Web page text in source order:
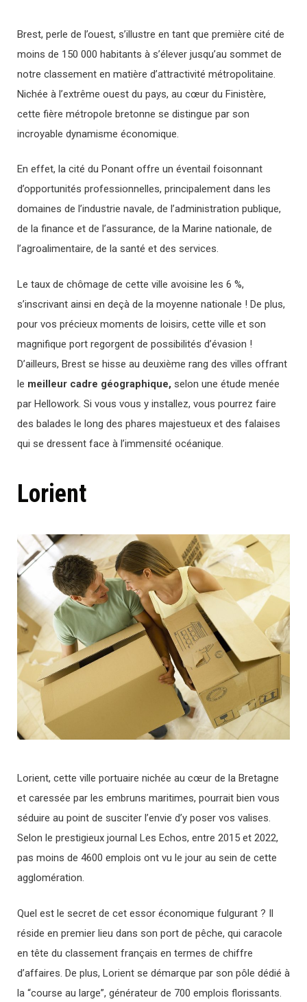
Brest, perle de l’ouest, s’illustre en tant que première cité de
moins de 150 000 habitants à s’élever jusqu’au sommet de
notre classement en matière d’attractivité métropolitaine.
Nichée à l’extrême ouest du pays, au cœur du Finistère,
cette fière métropole bretonne se distingue par son
incroyable dynamisme économique.
En effet, la cité du Ponant offre un éventail foisonnant
d’opportunités professionnelles, principalement dans les
domaines de l’industrie navale, de l’administration publique,
de la finance et de l’assurance, de la Marine nationale, de
l’agroalimentaire, de la santé et des services.
Le taux de chômage de cette ville avoisine les 6 %,
s’inscrivant ainsi en deçà de la moyenne nationale ! De plus,
pour vos précieux moments de loisirs, cette ville et son
magnifique port regorgent de possibilités d’évasion !
D’ailleurs, Brest se hisse au deuxième rang des villes offrant
le meilleur cadre géographique, selon une étude menée
par Hellowork. Si vous vous y installez, vous pourrez faire
des balades le long des phares majestueux et des falaises
qui se dressent face à l’immensité océanique.
Lorient
Lorient, cette ville portuaire nichée au cœur de la Bretagne
et caressée par les embruns maritimes, pourrait bien vous
séduire au point de susciter l’envie d’y poser vos valises.
Selon le prestigieux journal Les Echos, entre 2015 et 2022,
pas moins de 4600 emplois ont vu le jour au sein de cette
agglomération.
Quel est le secret de cet essor économique fulgurant ? Il
réside en premier lieu dans son port de pêche, qui caracole
en tête du classement français en termes de chiffre
d’affaires. De plus, Lorient se démarque par son pôle dédié à
la “course au large”, générateur de 700 emplois florissants.